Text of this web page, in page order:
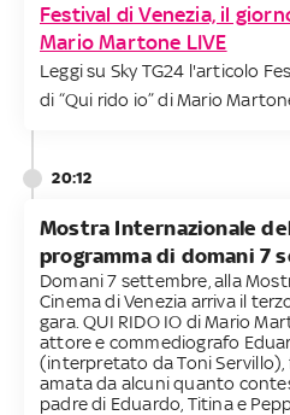
Festival di Venezia, il
Mario Martone LIVE
Leggi su Sky TG24 l'articolo
di “Qui rido io” di Mario
20:12
Mostra Internazionale
programma di domani 7
Domani 7 settembre, alla
Cinema di Venezia arriva il
gara. QUI RIDO IO di Mario
attore e commediografo
(interpretato da Toni
amata da alcuni quanto
padre di Eduardo, Titina e